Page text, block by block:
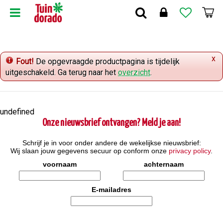
r
o
n
e
x
Fout! De opgevraagde productpagina is tijdelijk
uitgeschakeld. Ga terug naar hetoverzicht.
undefined
Onze nieuwsbrief ontvangen? Meld je aan!
Schrijf je in voor onder andere de wekelijkse nieuwsbrief:
Wij slaan jouw gegevens secuur op conform onze privacy policy.
voornaam
achternaam
E-mailadres